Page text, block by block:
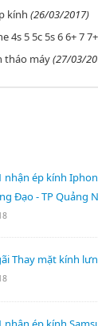
kính (26/03/2017)
4s 5 5c 5s 6 6+ 7 7+
tháo máy(27/03/
nhận ép kính
Đạo - TP Quảng
Thay mặt kính